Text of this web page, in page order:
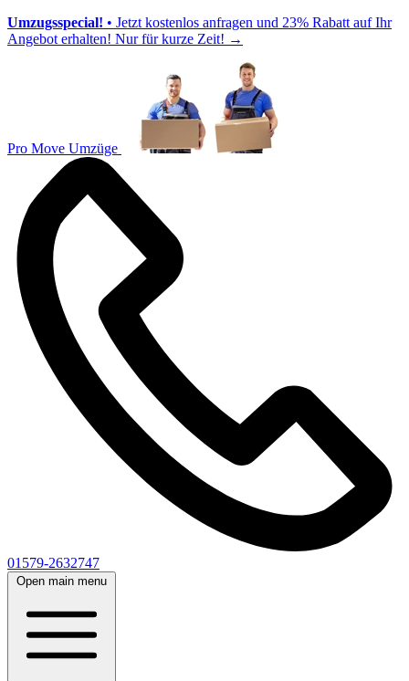
Umzugsspecial! • Jetzt kostenlos anfragen und 23% Rabatt auf Ihr
Angebot erhalten! Nur für kurze Zeit! →
Pro Move Umzüge
01579-2632747
Open main menu